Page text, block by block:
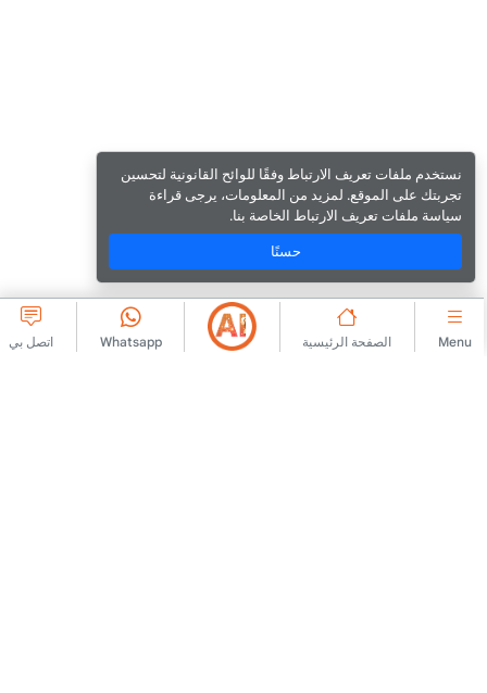
Menu الصفحة الرئيسية Whatsapp اتصل بي
نستخدم ملفات تعريف الارتباط وفقًا للوائح القانونية لتحسين
تجربتك على الموقع. لمزيد من المعلومات، يرجى قراءة
سياسة ملفات تعريف الارتباط الخاصة بنا.
حسنًا